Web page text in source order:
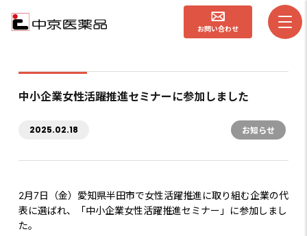
お問い合わせ
中小企業女性活躍推進セミナーに参加しました
2025.02.18 お知らせ
2月7日（金）愛知県半田市で女性活躍推進に取り組む企業の代
表に選ばれ、「中小企業女性活躍推進セミナー」に参加しまし
た。